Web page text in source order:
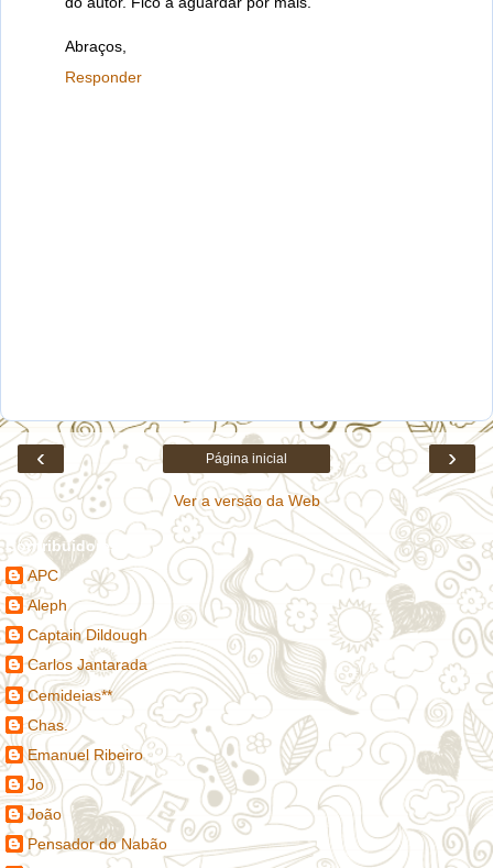
Abraços,
Responder
‹ ›
Página inicial
Ver a versão da Web
Contribuidores
APC
Aleph
Captain Dildough
Carlos Jantarada
Cemideias**
Chas.
Emanuel Ribeiro
Jo
João
Pensador do Nabão